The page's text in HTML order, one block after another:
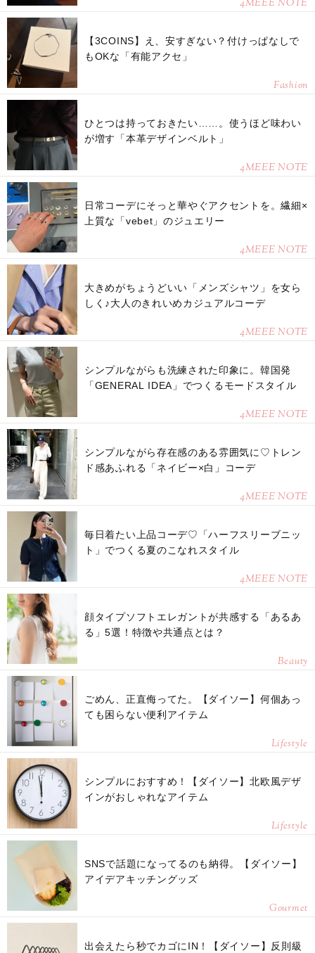
4MEEE NOTE
【3COINS】え、安すぎない？付けっぱなしで
もOKな「有能アクセ」
Fashion
ひとつは持っておきたい……。使うほど味わい
が増す「本革デザインベルト」
4MEEE NOTE
日常コーデにそっと華やぐアクセントを。繊細×
上質な「vebet」のジュエリー
4MEEE NOTE
大きめがちょうどいい「メンズシャツ」を女ら
しく♪大人のきれいめカジュアルコーデ
4MEEE NOTE
シンプルながらも洗練された印象に。韓国発
「GENERAL IDEA」でつくるモードスタイル
4MEEE NOTE
シンプルながら存在感のある雰囲気に♡トレン
ド感あふれる「ネイビー×白」コーデ
4MEEE NOTE
毎日着たい上品コーデ♡「ハーフスリーブニッ
ト」でつくる夏のこなれスタイル
4MEEE NOTE
顔タイプソフトエレガントが共感する「あるあ
る」5選！特徴や共通点とは？
Beauty
ごめん、正直侮ってた。【ダイソー】何個あっ
ても困らない便利アイテム
Lifestyle
シンプルにおすすめ！【ダイソー】北欧風デザ
インがおしゃれなアイテム
Lifestyle
SNSで話題になってるのも納得。【ダイソー】
アイデアキッチングッズ
Gourmet
出会えたら秒でカゴにIN！【ダイソー】反則級